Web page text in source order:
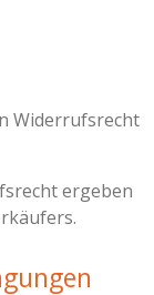
Widerrufsrecht
ergeben